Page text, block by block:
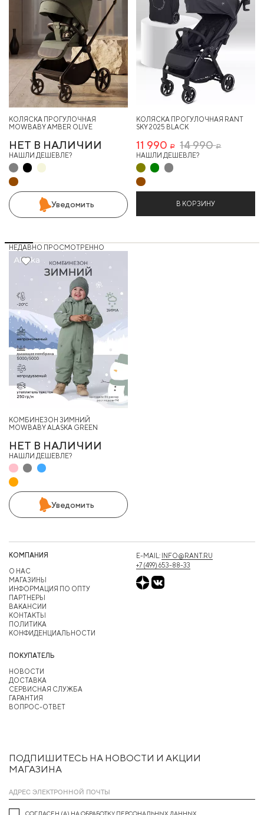
КОЛЯСКА ПРОГУЛОЧНАЯ
MOWBABY AMBER OLIVE
НЕТ В НАЛИЧИИ
НАШЛИ ДЕШЕВЛЕ?
Уведомить
КОЛЯСКА ПРОГУЛОЧНАЯ RANT
SKY 2025 BLACK
11 990 Р 14 990Р
НАШЛИ ДЕШЕВЛЕ?
В КОРЗИНУ
НЕДАВНО ПРОСМОТРЕННО
19%
КОМБИНЕЗОН ЗИМНИЙ
MOWBABY ALASKA GREEN
НЕТ В НАЛИЧИИ
НАШЛИ ДЕШЕВЛЕ?
Уведомить
ПОДПИШИТЕСЬ НА НОВОСТИ И АКЦИИ
МАГАЗИНА
СОГЛАСЕН (А) НА ОБРАБОТКУ ПЕРСОНАЛЬНЫХ ДАННЫХ
КОМПАНИЯ
О НАС
МАГАЗИНЫ
ИНФОРМАЦИЯ ПО ОПТУ
ПАРТНЕРЫ
ВАКАНСИИ
КОНТАКТЫ
ПОЛИТИКА
КОНФИДЕНЦИАЛЬНОСТИ
ПОКУПАТЕЛЬ
НОВОСТИ
ДОСТАВКА
СЕРВИСНАЯ СЛУЖБА
ГАРАНТИЯ
ВОПРОС-ОТВЕТ
E-MAIL: INFO@RANT.RU
+7 (499) 653-88-33